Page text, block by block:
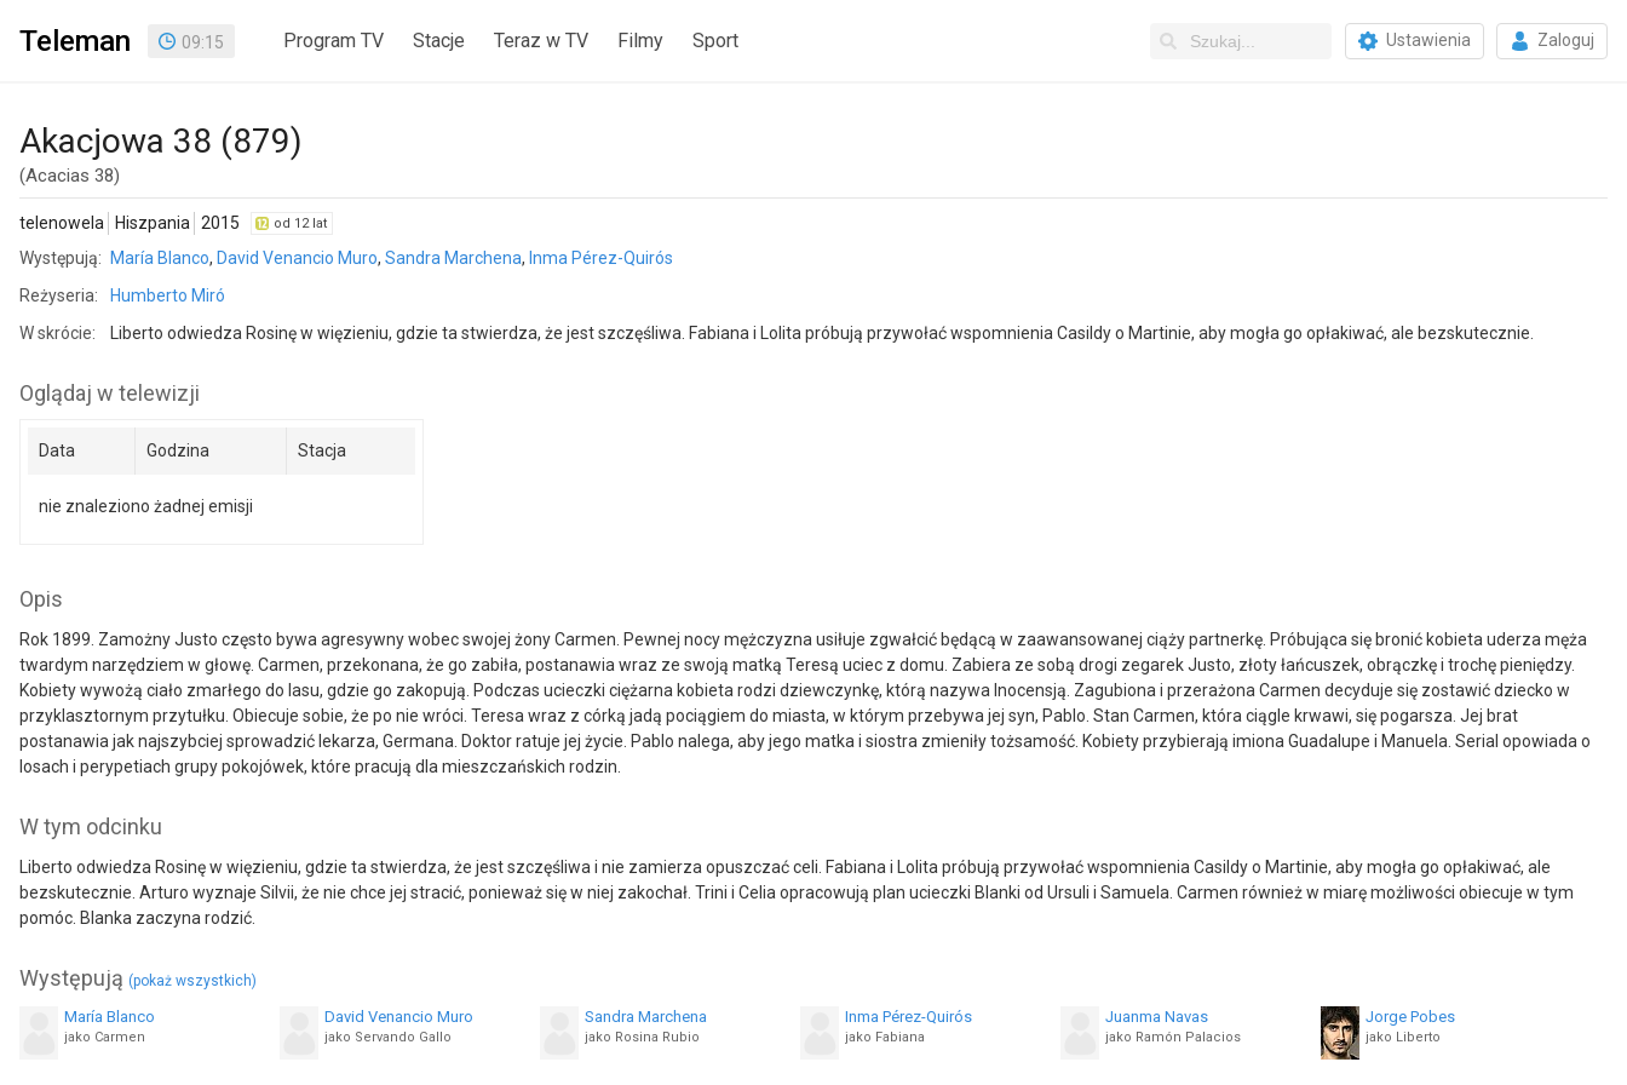
Teleman 09:15 Program TV Stacje Teraz w TV Filmy Sport Ustawienia Zaloguj
Akacjowa 38 (879)
(Acacias 38)
telenowela Hiszpania 2015 od 12 lat
Występują: María Blanco, David Venancio Muro, Sandra Marchena, Inma Pérez-Quirós
Reżyseria:
Humberto Miró
W skrócie:
Liberto odwiedza Rosinę w więzieniu, gdzie ta stwierdza, że jest szczęśliwa. Fabiana i Lolita próbują przywołać wspomnienia Casildy o Martinie, aby mogła go opłakiwać, ale bezskutecznie.
Oglądaj w telewizji
Data Godzina Stacja
nie znaleziono żadnej emisji
Opis
Rok 1899. Zamożny Justo często bywa agresywny wobec swojej żony Carmen. Pewnej nocy mężczyzna usiłuje zgwałcić będącą w zaawansowanej ciąży partnerkę. Próbująca się bronić kobieta uderza męża
twardym narzędziem w głowę. Carmen, przekonana, że go zabiła, postanawia wraz ze swoją matką Teresą uciec z domu. Zabiera ze sobą drogi zegarek Justo, złoty łańcuszek, obrączkę i trochę pieniędzy.
Kobiety wywożą ciało zmarłego do lasu, gdzie go zakopują. Podczas ucieczki ciężarna kobieta rodzi dziewczynkę, którą nazywa Inocensją. Zagubiona i przerażona Carmen decyduje się zostawić dziecko w
przyklasztornym przytułku. Obiecuje sobie, że po nie wróci. Teresa wraz z córką jadą pociągiem do miasta, w którym przebywa jej syn, Pablo. Stan Carmen, która ciągle krwawi, się pogarsza. Jej brat
postanawia jak najszybciej sprowadzić lekarza, Germana. Doktor ratuje jej życie. Pablo nalega, aby jego matka i siostra zmieniły tożsamość. Kobiety przybierają imiona Guadalupe i Manuela. Serial opowiada o
losach i perypetiach grupy pokojówek, które pracują dla mieszczańskich rodzin.
W tym odcinku
Liberto odwiedza Rosinę w więzieniu, gdzie ta stwierdza, że jest szczęśliwa i nie zamierza opuszczać celi. Fabiana i Lolita próbują przywołać wspomnienia Casildy o Martinie, aby mogła go opłakiwać, ale
bezskutecznie. Arturo wyznaje Silvii, że nie chce jej stracić, ponieważ się w niej zakochał. Trini i Celia opracowują plan ucieczki Blanki od Ursuli i Samuela. Carmen również w miarę możliwości obiecuje w tym
pomóc. Blanka zaczyna rodzić.
Występują (pokaż wszystkich)
María Blanco
jako Carmen
David Venancio Muro
jako Servando Gallo
Sandra Marchena
jako Rosina Rubio
Inma Pérez-Quirós
jako Fabiana
Juanma Navas
jako Ramón Palacios
Jorge Pobes
jako Liberto